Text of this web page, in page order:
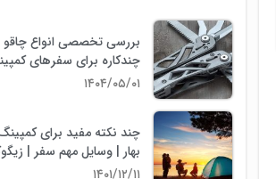
بررسی تخصصی انواع چاقو و
چندکاره برای سفرهای
۱۴۰۴/۰۵/۰۱
چند نکته مفید برای
بهار | وسایل مهم سفر |
۱۴۰۱/۱۲/۱۱